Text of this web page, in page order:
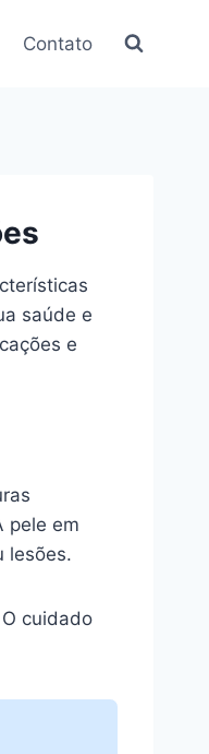
Contato
saúde e
e
pele em
lesões.
cuidado